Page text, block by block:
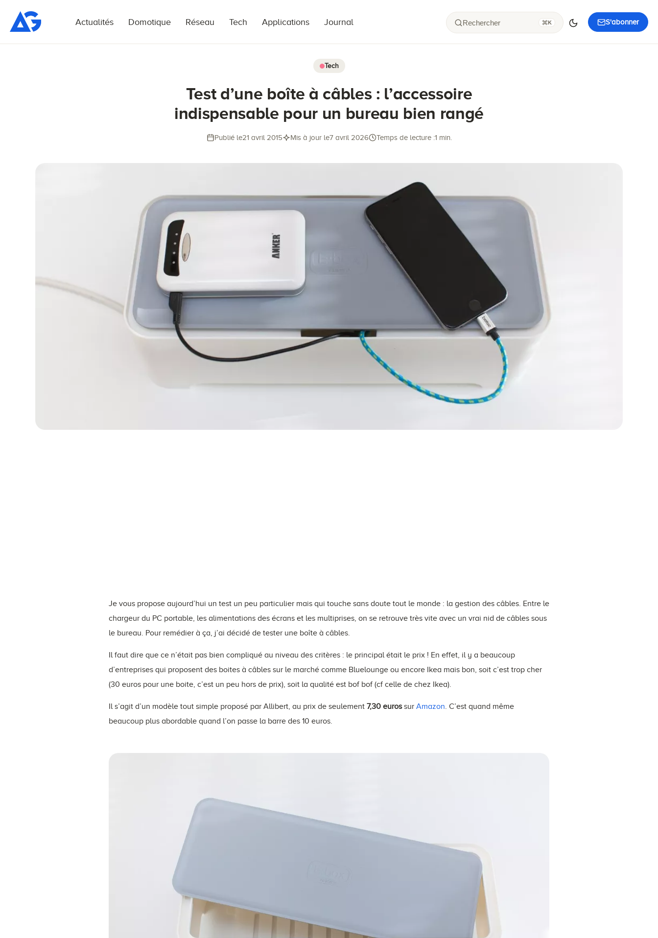
S'abonner
Rechercher K
Actualités Domotique Réseau Tech Applications Journal
Tech
Test d’une boîte à câbles : l’accessoire
indispensable pour un bureau bien rangé
Publié le21 avril 2015 Mis à jour le7 avril 2026 Temps de lecture :1 min.
Je vous propose aujourd’hui un test un peu particulier mais qui touche sans doute tout le monde : la gestion des câbles. Entre le
chargeur du PC portable, les alimentations des écrans et les multiprises, on se retrouve très vite avec un vrai nid de câbles sous
le bureau. Pour remédier à ça, j’ai décidé de tester une boîte à câbles.
Il faut dire que ce n’était pas bien compliqué au niveau des critères : le principal était le prix ! En effet, il y a beaucoup
d’entreprises qui proposent des boites à câbles sur le marché comme Bluelounge ou encore Ikea mais bon, soit c’est trop cher
(30 euros pour une boite, c’est un peu hors de prix), soit la qualité est bof bof (cf celle de chez Ikea).
Il s’agit d’un modèle tout simple proposé par Allibert, au prix de seulement 7,30 eurossur Amazon. C’est quand même
beaucoup plus abordable quand l’on passe la barre des 10 euros.